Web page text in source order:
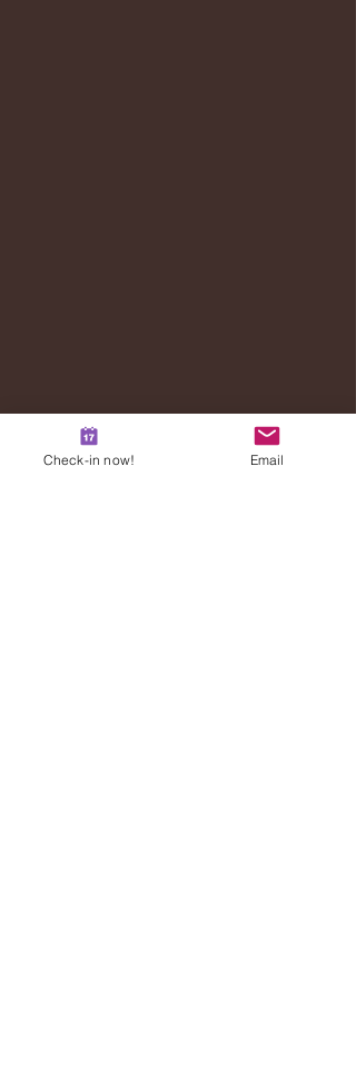
Check-in now! Email